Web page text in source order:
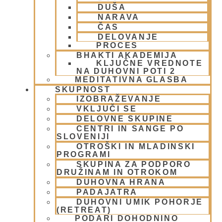
DUŠA
NARAVA
ČAS
DELOVANJE
PROCES
BHAKTI AKADEMIJA
KLJUČNE VREDNOTE
NA DUHOVNI POTI 2
MEDITATIVNA GLASBA
SKUPNOST
IZOBRAŽEVANJE
VKLJUČI SE
DELOVNE SKUPINE
CENTRI IN SANGE PO
SLOVENIJI
OTROŠKI IN MLADINSKI
PROGRAMI
SKUPINA ZA PODPORO
DRUŽINAM IN OTROKOM
DUHOVNA HRANA
PADAJATRA
DUHOVNI UMIK POHORJE
(RETREAT)
PODARI DOHODNINO
(9)
MORALA IN ETIKA(5)
(1)
Napovednik(10)
Nedeljska predavanja in festivali(1)
(6)
Novice iz skupnosti(1)
Obiski fakultete – šole(6)
Padajatra 2008(12)
PADAYATRA
(3)
Pogosta vprašanja(2)
Popotovanja
(1)
Poučne zgodbe in nauki(8)
Prabhupadovi učenci in ostali
Predavanja(2)
Predstavitev (9)
Prigrizki
(1)
Prireditve(7)
Priti Vardhana das (1)
Promocija in izobrazevanje(3)